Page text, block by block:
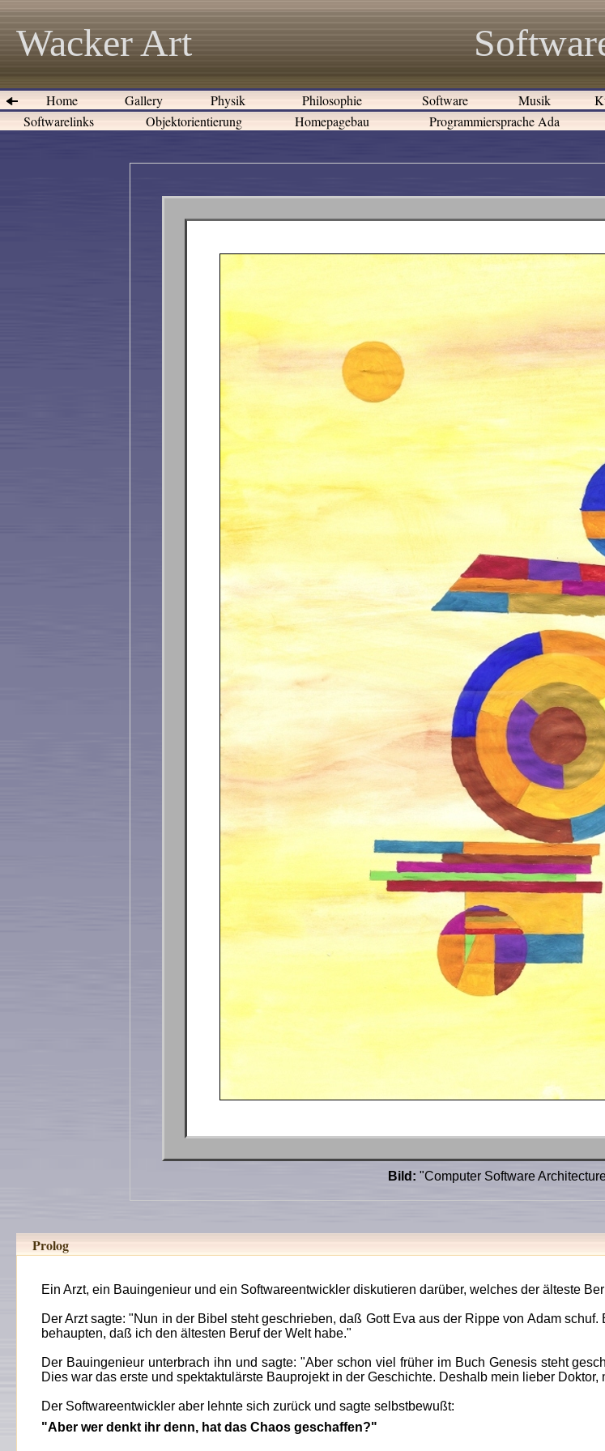
Wacker Art
Home Gallery Physik Philosophie Software Musik
Softwarelinks
Objektorientierung Homepagebau Programmiersprache Ada
Bild: "Computer Software
Prolog
Ein Arzt, ein Bauingenieur und ein Softwareentwickler diskutieren darüber, welches der älteste
Der Arzt sagte: "Nun in der Bibel steht geschrieben, daß Gott Eva aus der Rippe von Adam
behaupten, daß ich den ältesten Beruf der Welt habe."
Der Bauingenieur unterbrach ihn und sagte: "Aber schon viel früher im Buch Genesis steht
Dies war das erste und spektaktulärste Bauprojekt in der Geschichte. Deshalb mein lieber
Der Softwareentwickler aber lehnte sich zurück und sagte selbstbewußt:
"Aber wer denkt ihr denn, hat das Chaos geschaffen?"